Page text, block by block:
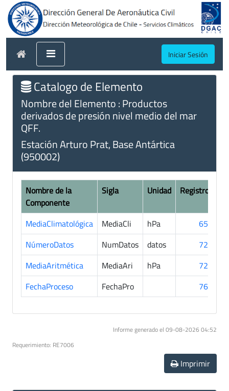
Iniciar Sesión
Catalogo de Elemento
Nombre del Elemento : Productos
derivados de presión nivel medio del mar
QFF.
Estación Arturo Prat, Base Antártica
(950002)
Nombre de la
Componente
Sigla Unidad Registros
MediaClimatológica MediaCli hPa
656
NúmeroDatos
NumDatos datos
729
MediaAritmética
MediaAri hPa
729
FechaProceso
FechaPro 763
Informe generado el 09-08-2026 04:52
Requerimiento: RE7006
Imprimir